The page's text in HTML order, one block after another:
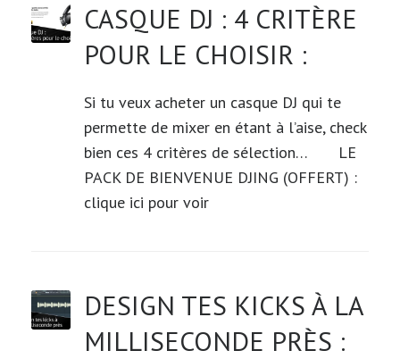
CASQUE DJ : 4 CRITÈRE
POUR LE CHOISIR :
Si tu veux acheter un casque DJ qui te
permette de mixer en étant à l’aise, check
bien ces 4 critères de sélection… LE
PACK DE BIENVENUE DJING (OFFERT) :
clique ici pour voir
DESIGN TES KICKS À LA
MILLISECONDE PRÈS :